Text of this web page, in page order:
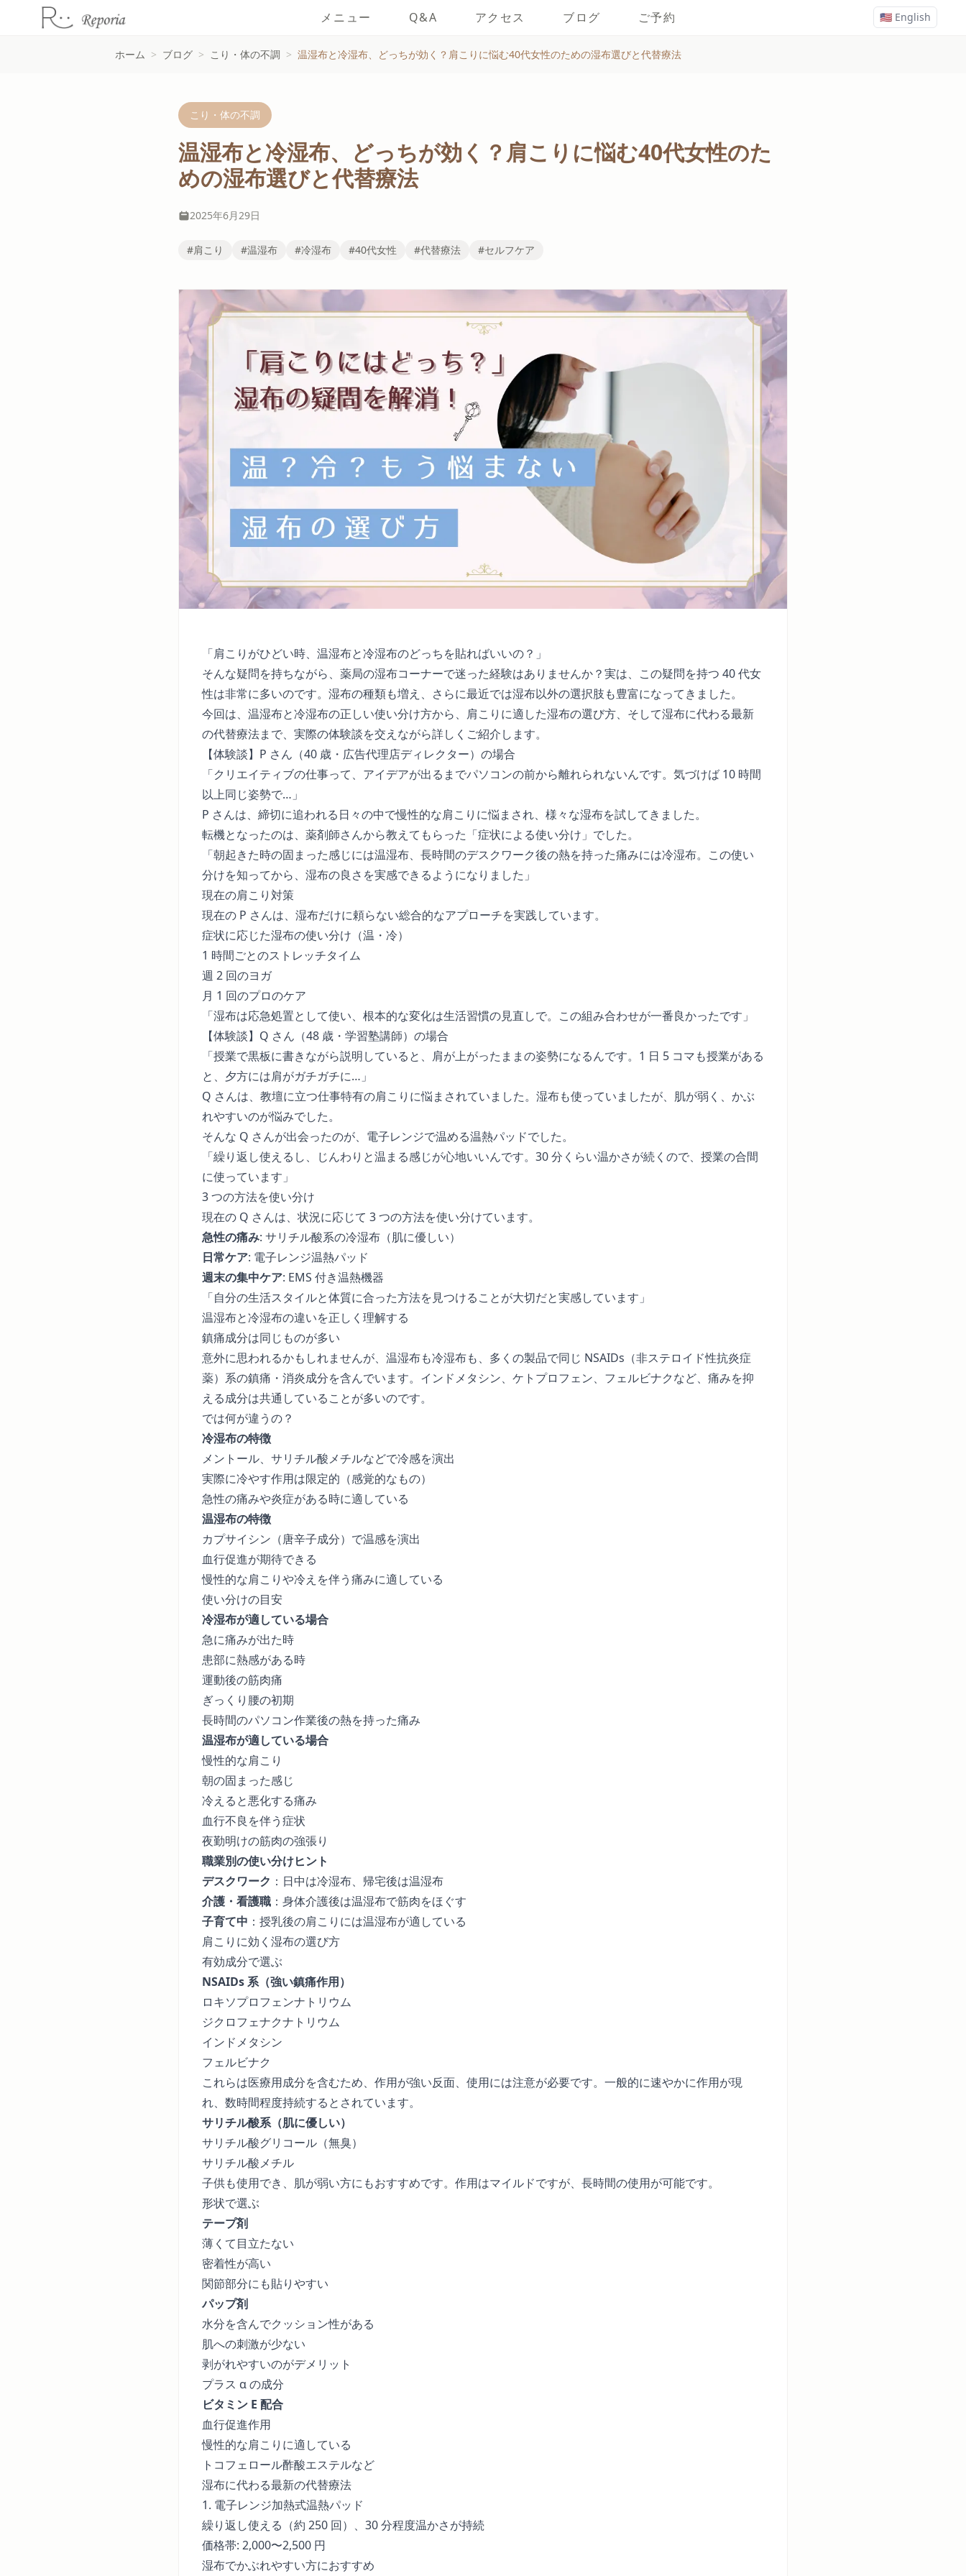
🇺🇸 English
メニュー Q&A アクセス ブログ ご予約
ホーム > ブログ > こり・体の不調 > 温湿布と冷湿布、どっちが効く？肩こりに悩む40代女性のための湿布選びと代替療法
こり・体の不調
温湿布と冷湿布、どっちが効く？肩こりに悩む40代女性のた
めの湿布選びと代替療法
2025年6月29日
#肩こり #温湿布 #冷湿布 #40代女性 #代替療法 #セルフケア
「肩こりがひどい時、温湿布と冷湿布のどっちを貼ればいいの？」
そんな疑問を持ちながら、薬局の湿布コーナーで迷った経験はありませんか？実は、この疑問を持つ 40 代女
性は非常に多いのです。湿布の種類も増え、さらに最近では湿布以外の選択肢も豊富になってきました。
今回は、温湿布と冷湿布の正しい使い分け方から、肩こりに適した湿布の選び方、そして湿布に代わる最新
の代替療法まで、実際の体験談を交えながら詳しくご紹介します。
【体験談】P さん（40 歳・広告代理店ディレクター）の場合
「クリエイティブの仕事って、アイデアが出るまでパソコンの前から離れられないんです。気づけば 10 時間
以上同じ姿勢で…」
P さんは、締切に追われる日々の中で慢性的な肩こりに悩まされ、様々な湿布を試してきました。
転機となったのは、薬剤師さんから教えてもらった「症状による使い分け」でした。
「朝起きた時の固まった感じには温湿布、長時間のデスクワーク後の熱を持った痛みには冷湿布。この使い
分けを知ってから、湿布の良さを実感できるようになりました」
現在の肩こり対策
現在の P さんは、湿布だけに頼らない総合的なアプローチを実践しています。
症状に応じた湿布の使い分け（温・冷）
1 時間ごとのストレッチタイム
週 2 回のヨガ
月 1 回のプロのケア
「湿布は応急処置として使い、根本的な変化は生活習慣の見直しで。この組み合わせが一番良かったです」
【体験談】Q さん（48 歳・学習塾講師）の場合
「授業で黒板に書きながら説明していると、肩が上がったままの姿勢になるんです。1 日 5 コマも授業がある
と、夕方には肩がガチガチに…」
Q さんは、教壇に立つ仕事特有の肩こりに悩まされていました。湿布も使っていましたが、肌が弱く、かぶ
れやすいのが悩みでした。
そんな Q さんが出会ったのが、電子レンジで温める温熱パッドでした。
「繰り返し使えるし、じんわりと温まる感じが心地いいんです。30 分くらい温かさが続くので、授業の合間
に使っています」
3 つの方法を使い分け
現在の Q さんは、状況に応じて 3 つの方法を使い分けています。
急性の痛み: サリチル酸系の冷湿布（肌に優しい）
日常ケア: 電子レンジ温熱パッド
週末の集中ケア: EMS 付き温熱機器
「自分の生活スタイルと体質に合った方法を見つけることが大切だと実感しています」
温湿布と冷湿布の違いを正しく理解する
鎮痛成分は同じものが多い
意外に思われるかもしれませんが、温湿布も冷湿布も、多くの製品で同じ NSAIDs（非ステロイド性抗炎症
薬）系の鎮痛・消炎成分を含んでいます。インドメタシン、ケトプロフェン、フェルビナクなど、痛みを抑
える成分は共通していることが多いのです。
では何が違うの？
冷湿布の特徴
メントール、サリチル酸メチルなどで冷感を演出
実際に冷やす作用は限定的（感覚的なもの）
急性の痛みや炎症がある時に適している
温湿布の特徴
カプサイシン（唐辛子成分）で温感を演出
血行促進が期待できる
慢性的な肩こりや冷えを伴う痛みに適している
使い分けの目安
冷湿布が適している場合
急に痛みが出た時
患部に熱感がある時
運動後の筋肉痛
ぎっくり腰の初期
長時間のパソコン作業後の熱を持った痛み
温湿布が適している場合
慢性的な肩こり
朝の固まった感じ
冷えると悪化する痛み
血行不良を伴う症状
夜勤明けの筋肉の強張り
職業別の使い分けヒント
デスクワーク ：日中は冷湿布、帰宅後は温湿布
介護・看護職 ：身体介護後は温湿布で筋肉をほぐす
子育て中 ：授乳後の肩こりには温湿布が適している
肩こりに効く湿布の選び方
有効成分で選ぶ
NSAIDs 系（強い鎮痛作用）
ロキソプロフェンナトリウム
ジクロフェナクナトリウム
インドメタシン
フェルビナク
これらは医療用成分を含むため、作用が強い反面、使用には注意が必要です。一般的に速やかに作用が現
れ、数時間程度持続するとされています。
サリチル酸系（肌に優しい）
サリチル酸グリコール（無臭）
サリチル酸メチル
子供も使用でき、肌が弱い方にもおすすめです。作用はマイルドですが、長時間の使用が可能です。
形状で選ぶ
テープ剤
薄くて目立たない
密着性が高い
関節部分にも貼りやすい
パップ剤
水分を含んでクッション性がある
肌への刺激が少ない
剥がれやすいのがデメリット
プラス α の成分
ビタミン E 配合
血行促進作用
慢性的な肩こりに適している
トコフェロール酢酸エステルなど
湿布に代わる最新の代替療法
1. 電子レンジ加熱式温熱パッド
繰り返し使える（約 250 回）、30 分程度温かさが持続
価格帯: 2,000〜2,500 円
湿布でかぶれやすい方におすすめ